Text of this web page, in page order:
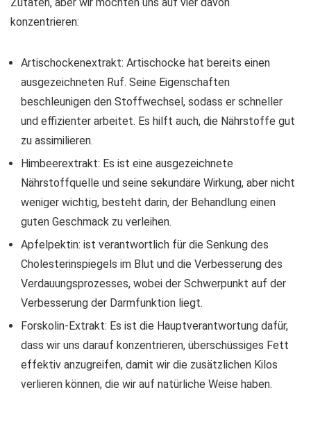
konzentrieren:
Artischockenextrakt: Artischocke hat bereits einen
ausgezeichneten Ruf. Seine Eigenschaften
beschleunigen den Stoffwechsel, sodass er schneller
und effizienter arbeitet. Es hilft auch, die Nährstoffe gut
zu assimilieren.
Himbeerextrakt: Es ist eine ausgezeichnete
Nährstoffquelle und seine sekundäre Wirkung, aber nicht
weniger wichtig, besteht darin, der Behandlung einen
guten Geschmack zu verleihen.
Apfelpektin: ist verantwortlich für die Senkung des
Cholesterinspiegels im Blut und die Verbesserung des
Verdauungsprozesses, wobei der Schwerpunkt auf der
Verbesserung der Darmfunktion liegt.
Forskolin-Extrakt: Es ist die Hauptverantwortung dafür,
dass wir uns darauf konzentrieren, überschüssiges Fett
effektiv anzugreifen, damit wir die zusätzlichen Kilos
verlieren können, die wir auf natürliche Weise haben.